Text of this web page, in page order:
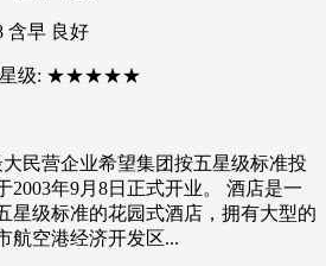
早 良好
星级: ★★★★★
营企业希望集团按五星级标准投
2003年9月8日正式开业。 酒店是一
星级标准的花园式酒店，拥有大型的
航空港经济开发区...